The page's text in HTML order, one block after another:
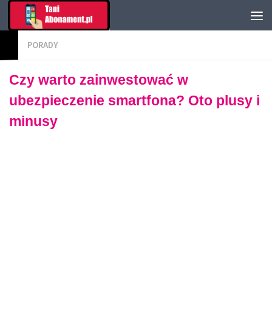
PORADY
Czy warto zainwestować w
ubezpieczenie smartfona? Oto plusy i
minusy